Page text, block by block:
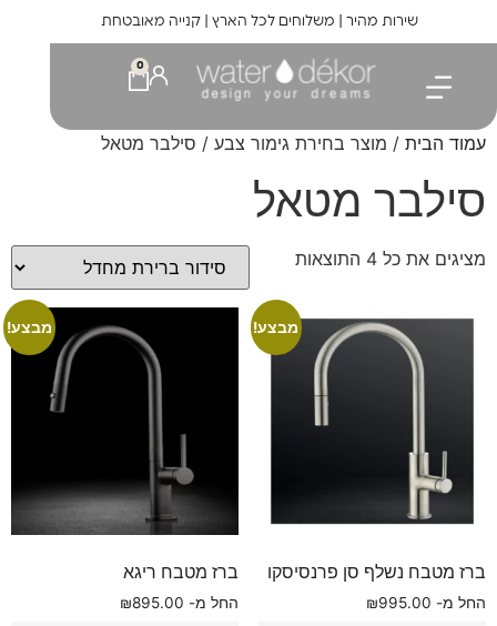
שירות מהיר | משלוחים לכל הארץ | קנייה מאובטחת
0
עמוד הבית / מוצר בחירת גימור צבע / סילבר מטאל
סילבר מטאל
מציגים את כל ⁦4⁩ התוצאות
מבצע!
ברז מטבח נשלף סן פרנסיסקו
החל מ- ₪995.00
מבצע!
ברז מטבח ריגא
החל מ- ₪895.00